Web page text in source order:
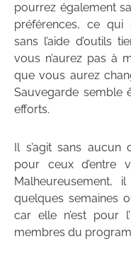
pourrez également
préférences, ce qui
sans l’aide d’outils
vous n’aurez pas à
que vous aurez
Sauvegarde semble
efforts.
Il s’agit sans aucun
pour ceux d’entre
Malheureusement,
quelques semaines
car elle n’est pour
membres du